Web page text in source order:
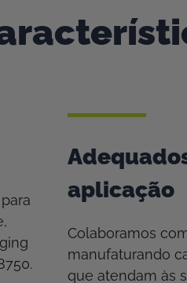
aplicação
Colaboramos
manufaturando
que atendam às